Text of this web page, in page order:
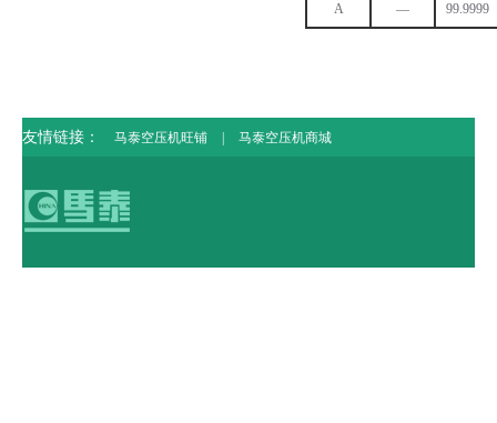
A — 99.9999
友情链接： 马泰空压机旺铺 马泰空压机商城